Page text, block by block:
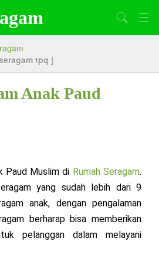
tpq ]
Anak Paud
Paud Muslim di Rumah Seragam.
yang sudah lebih dari 9
anak, dengan pengalaman
berharap bisa memberikan
pelanggan dalam melayani